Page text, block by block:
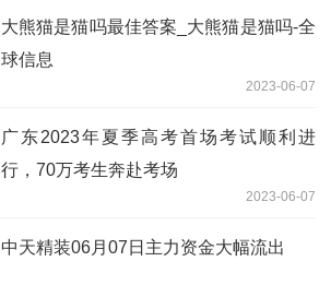
大熊猫是猫吗最佳答案_大熊猫是猫吗-全
球信息
2023-06-07
广东2023年夏季高考首场考试顺利进
行，70万考生奔赴考场
2023-06-07
中天精装06月07日主力资金大幅流出